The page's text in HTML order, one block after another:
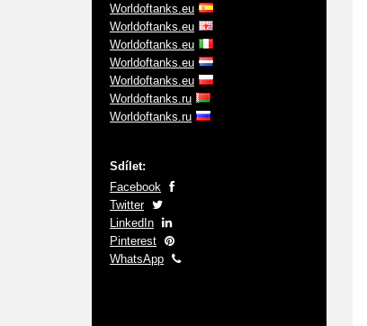
Worldoftanks.eu
Worldoftanks.eu
Worldoftanks.eu
Worldoftanks.eu
Worldoftanks.eu
Worldoftanks.ru
Worldoftanks.ru
Sdílet:
Facebook
Twitter
LinkedIn
Pinterest
WhatsApp